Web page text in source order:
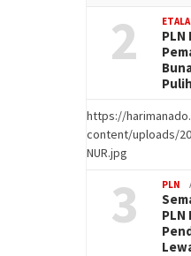
2
https://
content/uploads/
NUR.jpg
3 PLN